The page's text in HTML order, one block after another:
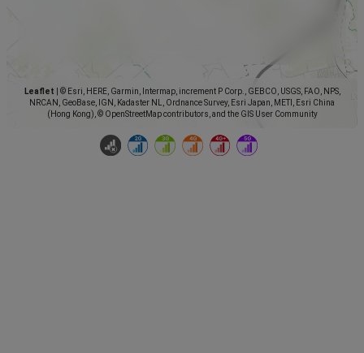
Leaflet
© Esri, HERE, Garmin, Intermap, increment P Corp., GEBCO, USGS, FAO, NPS,
NRCAN, GeoBase, IGN, Kadaster NL, Ordnance Survey, Esri Japan, METI, Esri China
(Hong Kong), © OpenStreetMap contributors, and the GIS User Community